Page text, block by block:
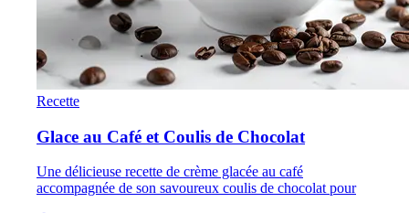
Recette
Glace au Café et Coulis de Chocolat
Une délicieuse recette de crème glacée au café
accompagnée de son savoureux coulis de chocolat pour